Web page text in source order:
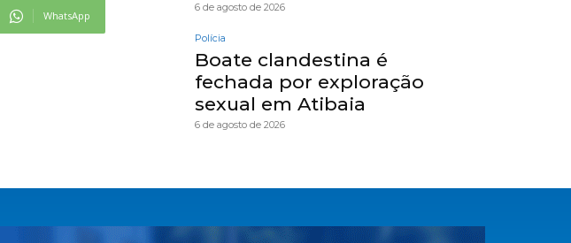
WhatsApp
6 de agosto de 2026
Polícia
Boate clandestina é
fechada por exploração
sexual em Atibaia
6 de agosto de 2026